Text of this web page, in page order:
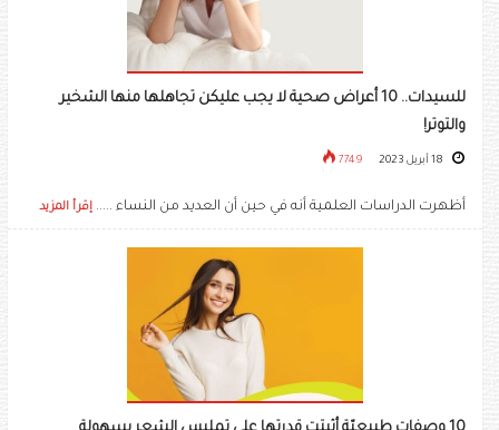
للسيدات.. 10 أعراض صحية لا يجب عليكن تجاهلها منها الشخير
والتوتر!
7749
أظهرت الدراسات العلمية أنه في حين أن العديد من النساء ..... إقرأ المزيد